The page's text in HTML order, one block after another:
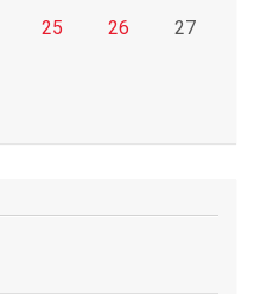
25 26
27